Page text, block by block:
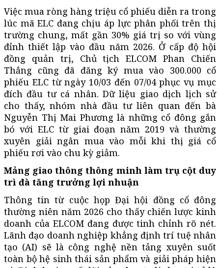
Việc mua ròng hàng triệu cổ phiếu diễn ra trong
lúc mã ELC đang chịu áp lực phân phối trên thị
trường chung, mất gần 30% giá trị so với vùng
đỉnh thiết lập vào đầu năm 2026. Ở cấp độ hội
đồng quản trị, Chủ tịch ELCOM Phan Chiến
Thắng cũng đã đăng ký mua vào 300.000 cổ
phiếu ELC từ ngày 10/03 đến 07/04 phục vụ mục
đích đầu tư cá nhân. Dữ liệu giao dịch lịch sử
cho thấy, nhóm nhà đầu tư liên quan đến bà
Nguyễn Thị Mai Phương là những cổ đông gắn
bó với ELC từ giai đoạn năm 2019 và thường
xuyên giải ngân mua vào mỗi khi thị giá cổ
phiếu rơi vào chu kỳ giảm.
Mảng giao thông thông minh làm trụ cột duy
trì đà tăng trưởng lợi nhuận
Thông tin từ cuộc họp Đại hội đồng cổ đông
thường niên năm 2026 cho thấy chiến lược kinh
doanh của ELCOM đang được tinh chỉnh rõ nét.
Lãnh đạo doanh nghiệp khẳng định trí tuệ nhân
tạo (AI) sẽ là công nghệ nền tảng xuyên suốt
toàn bộ hệ sinh thái sản phẩm và giải pháp hiện